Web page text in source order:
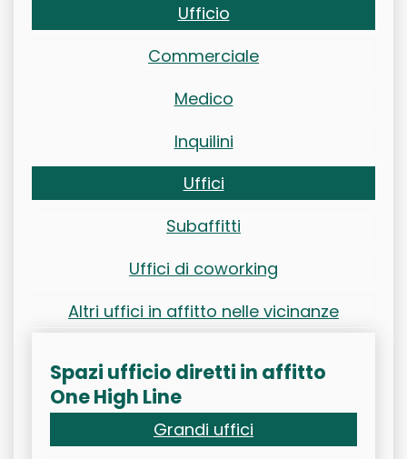
Ufficio
Commerciale
Medico
Inquilini
Uffici
Subaffitti
Uffici di coworking
Altri uffici in affitto nelle vicinanze
Spazi ufficio diretti in affitto
One High Line
Grandi uffici